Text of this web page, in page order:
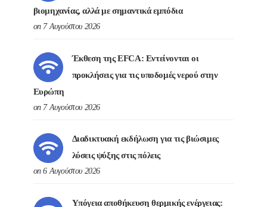
βιομηχανίας, αλλά με σημαντικά εμπόδια
on 7 Αυγούστου 2026
Έκθεση της EFCA: Εντείνονται οι
προκλήσεις για τις υποδομές νερού στην
Ευρώπη
on 7 Αυγούστου 2026
Διαδικτυακή εκδήλωση για τις βιώσιμες
λύσεις ψύξης στις πόλεις
on 6 Αυγούστου 2026
Υπόγεια αποθήκευση θερμικής ενέργειας: